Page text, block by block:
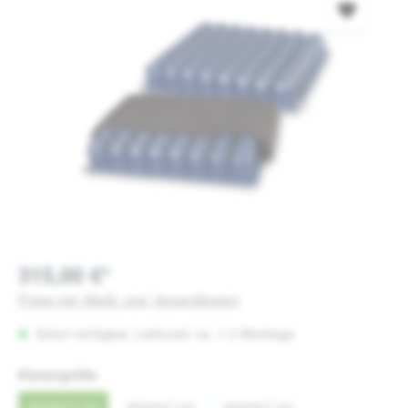
315,00 €*
Kissengröße